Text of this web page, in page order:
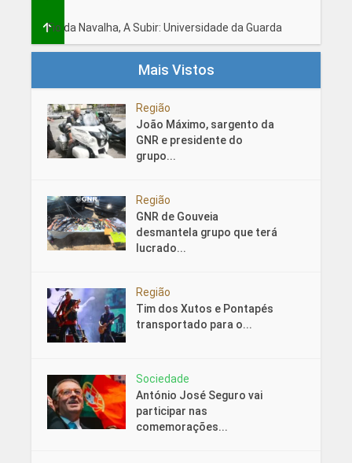
Fio da Navalha, A Subir: Universidade da Guarda
Mais Vistos
Região
João Máximo, sargento da
GNR e presidente do
grupo...
Região
GNR de Gouveia
desmantela grupo que terá
lucrado...
Região
Tim dos Xutos e Pontapés
transportado para o...
Sociedade
António José Seguro vai
participar nas
comemorações...